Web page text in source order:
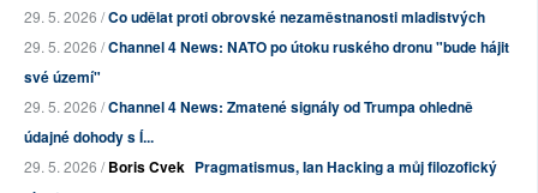
29. 5. 2026 /Co udělat proti obrovské nezaměstnanosti mladistvých
29. 5. 2026 /Channel 4 News: NATO po útoku ruského dronu "bude hájit
své území"
29. 5. 2026 /Channel 4 News: Zmatené signály od Trumpa ohledně
údajné dohody s Í...
29. 5. 2026 /Boris Cvek Pragmatismus, Ian Hacking a můj filozofický